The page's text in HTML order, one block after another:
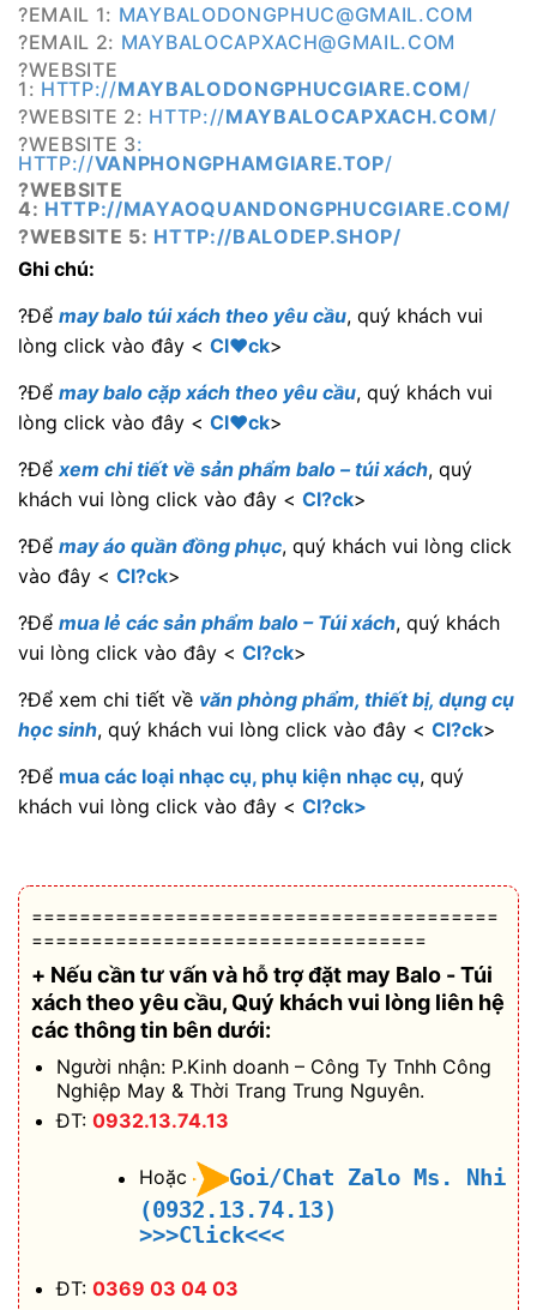
?EMAIL 1: MAYBALODONGPHUC@GMAIL.COM
?EMAIL 2: MAYBALOCAPXACH@GMAIL.COM
?WEBSITE
1: HTTP://MAYBALODONGPHUCGIARE.COM/
?WEBSITE 2: HTTP://MAYBALOCAPXACH.COM/
?WEBSITE 3:
HTTP://VANPHONGPHAMGIARE.TOP/
?WEBSITE
4: HTTP://MAYAOQUANDONGPHUCGIARE.COM/
?WEBSITE 5: HTTP://BALODEP.SHOP/
Ghi chú:
?Để may balo túi xách theo yêu cầu, quý khách vui
lòng click vào đây < Cl♥ck>
?Để may balo cặp xách theo yêu cầu, quý khách vui
lòng click vào đây < Cl♥ck>
?Để xem chi tiết về sản phẩm balo – túi xách, quý
khách vui lòng click vào đây < Cl?ck>
?Để may áo quần đồng phục, quý khách vui lòng click
vào đây < Cl?ck>
?Để mua lẻ các sản phẩm balo – Túi xách, quý khách
vui lòng click vào đây < Cl?ck>
?Để xem chi tiết về văn phòng phẩm, thiết bị, dụng cụ
học sinh, quý khách vui lòng click vào đây < Cl?ck>
?Để mua các loại nhạc cụ, phụ kiện nhạc cụ, quý
khách vui lòng click vào đây < Cl?ck>
=======================================
=================================
+ Nếu cần tư vấn và hỗ trợđặt may Balo - Túi
xách theo yêu cầu, Quý khách vui lòng liên hệ
các thông tin bên dưới:
Người nhận: P.Kinh doanh – Công Ty Tnhh Công
Nghiệp May & Thời Trang Trung Nguyên.
ĐT: 0932.13.74.13
Hoặc
Goi/Chat Zalo Ms. Nhi
(0932.13.74.13)
>>>Click<<<
ĐT: 0369 03 04 03